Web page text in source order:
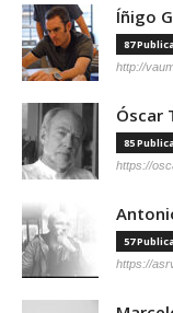
Íñigo
87
http://
Óscar
85
https://
57
https://